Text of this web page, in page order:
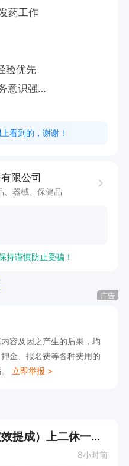
药工作
验优先
意识强
上看到的，谢谢！
限公司
、器械、保健品
持谨慎防止受骗！
广告
容及因之产生的后果，均
金、报名费等各种费用的
立即举报 >
营业员（底薪3500+绩效提成）上二休一（宣威店）
8小时前